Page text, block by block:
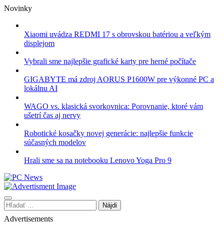
Skip
content
Novinky
Xiaomi uvádza REDMI 17 s obrovskou batériou a veľkým
displejom
Vybrali sme najlepšie grafické karty pre herné počítače
GIGABYTE má zdroj AORUS P1600W pre výkonné PC a
lokálnu AI
WAGO vs. klasická svorkovnica: Porovnanie, ktoré vám
ušetrí čas aj nervy
Robotické kosačky novej generácie: najlepšie funkcie
súčasných modelov
Hrali sme sa na notebooku Lenovo Yoga Pro 9
Hľadať:
Advertisements